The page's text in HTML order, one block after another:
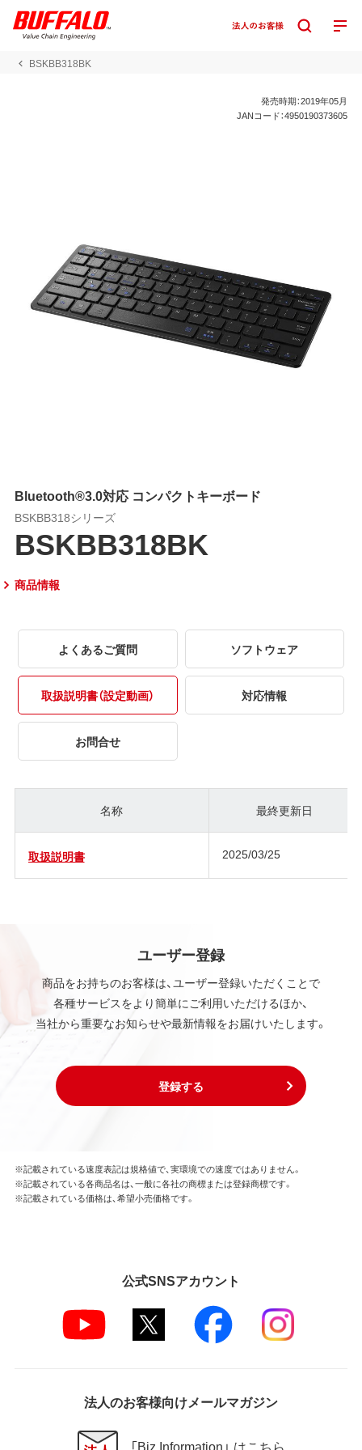
BSKBB318BK
発売時期：2019年05月
JANコード：4950190373605
Bluetooth®3.0対応 コンパクトキーボード
BSKBB318シリーズ
BSKBB318BK
商品情報
よくあるご質問 ソフトウェア
取扱説明書（設定動画） 対応情報
お問合せ
名称 最終更新日
取扱説明書 2025/03/25
ユーザー登録
商品をお持ちのお客様は、ユーザー登録いただくことで
各種サービスをより簡単にご利用いただけるほか、
当社から重要なお知らせや最新情報をお届けいたします。
登録する
※記載されている速度表記は規格値で、実環境での速度ではありません。
※記載されている各商品名は、一般に各社の商標または登録商標です。
※記載されている価格は、希望小売価格です。
公式SNSアカウント
法人のお客様向けメールマガジン
「Biz Information」 はこちら